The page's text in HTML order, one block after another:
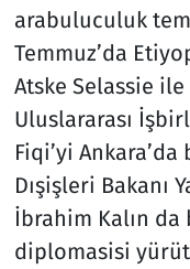
arabuluculuk
Temmuz’da
Atske Selassie
Uluslararası
Fiqi’yi
Dışişleri Bakanı
İbrahim Kalın
diplomasisi